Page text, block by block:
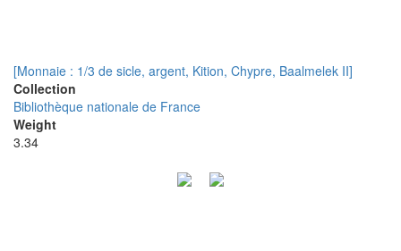
[Monnaie : 1/3 de sicle, argent, Kition, Chypre, Baalmelek II]
Collection
Bibliothèque nationale de France
Weight
3.34